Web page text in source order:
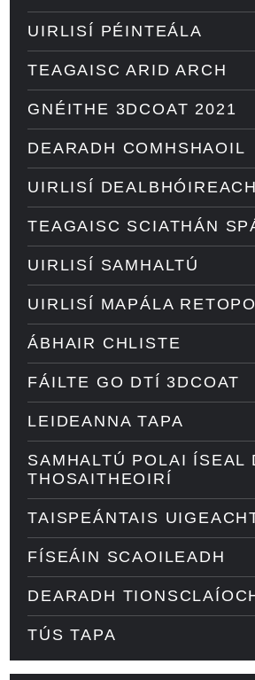
UIRLISÍ PÉINTEÁLA
TEAGAISC ARID ARCH
GNÉITHE 3DCOAT 2021
DEARADH COMHSHAOIL
UIRLISÍ
TEAGAISC SCIATHÁN
UIRLISÍ SAMHALTÚ
UIRLISÍ MAPÁLA
ÁBHAIR CHLISTE
FÁILTE GO DTÍ 3DCOAT
LEIDEANNA TAPA
SAMHALTÚ POLAI ÍSEAL
THOSAITHEOIRÍ
TAISPEÁNTAIS
FÍSEÁIN SCAOILEADH
DEARADH
TÚS TAPA